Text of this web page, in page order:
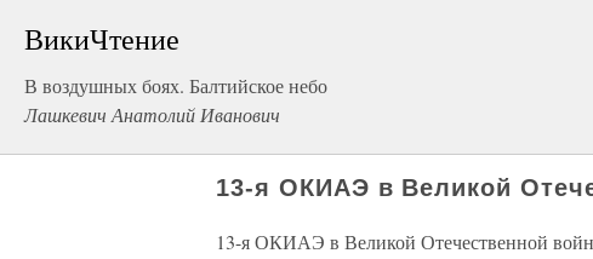
ВикиЧтение
В воздушных боях. Балтийское небо
Лашкевич Анатолий Иванович
13-я ОКИАЭ в Великой
13-я ОКИАЭ в Великой Отечественной